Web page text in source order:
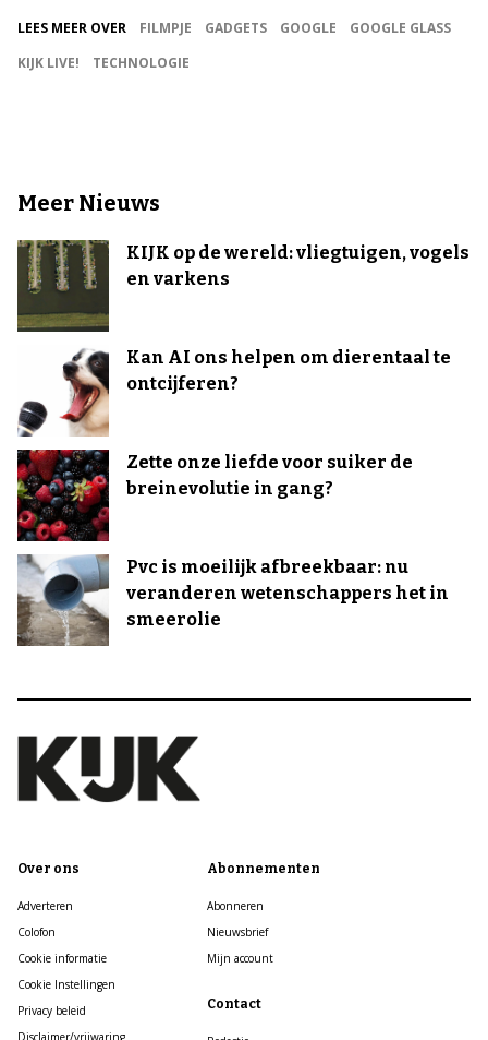
LEES MEER OVER FILMPJE GADGETS GOOGLE
GOOGLE GLASS
KIJK LIVE!
TECHNOLOGIE
Meer Nieuws
KIJK op de wereld: vliegtuigen, vogels
en varkens
Kan AI ons helpen om dierentaal te
ontcijferen?
Zette onze liefde voor suiker de
breinevolutie in gang?
Pvc is moeilijk afbreekbaar: nu
veranderen wetenschappers het in
smeerolie
Over ons
Adverteren
Colofon
Cookie informatie
Cookie Instellingen
Privacy beleid
Disclaimer/vrijwaring
Abonnementen
Abonneren
Nieuwsbrief
Mijn account
Contact